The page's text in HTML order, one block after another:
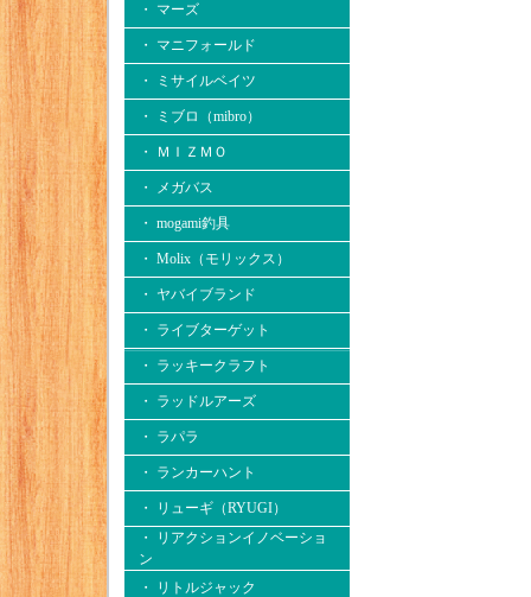
・ マーズ
・ マニフォールド
・ ミサイルベイツ
・ ミブロ（mibro）
・ ＭＩＺＭＯ
・ メガバス
・ mogami釣具
・ Molix（モリックス）
・ ヤバイブランド
・ ライブターゲット
・ ラッキークラフト
・ ラッドルアーズ
・ ラパラ
・ ランカーハント
・ リューギ（RYUGI）
・ リアクションイノベーショ
ン
・ リトルジャック